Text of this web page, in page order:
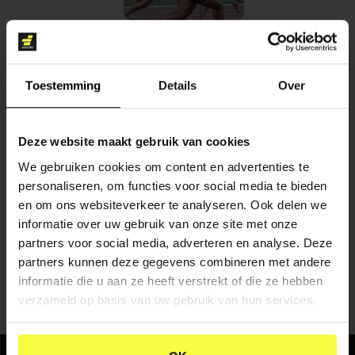
Toestemming Details Over
Deze website maakt gebruik van cookies
We gebruiken cookies om content en advertenties te
personaliseren, om functies voor social media te bieden
en om ons websiteverkeer te analyseren. Ook delen we
informatie over uw gebruik van onze site met onze
partners voor social media, adverteren en analyse. Deze
partners kunnen deze gegevens combineren met andere
informatie die u aan ze heeft verstrekt of die ze hebben
verzameld op basis van uw gebruik van hun services.
DIGITAL MARKETING
CONTENT CREATIE